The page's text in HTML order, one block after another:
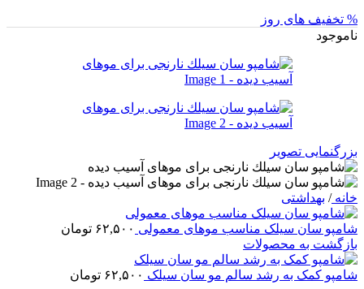
% تخفیف های روز
ناموجود
بزرگنمایی تصویر
خانه/ بهداشتی
شامپو سان سیلک مناسب موهای معمولی ۶۲,۵۰۰ تومان
بازگشت به محصولات
شامپو کمک به رشد سالم مو سان سیلک ۶۲,۵۰۰ تومان